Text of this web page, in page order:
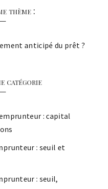
thème :
anticipé du prêt ?
catégorie
: capital
: seuil et
: seuil,